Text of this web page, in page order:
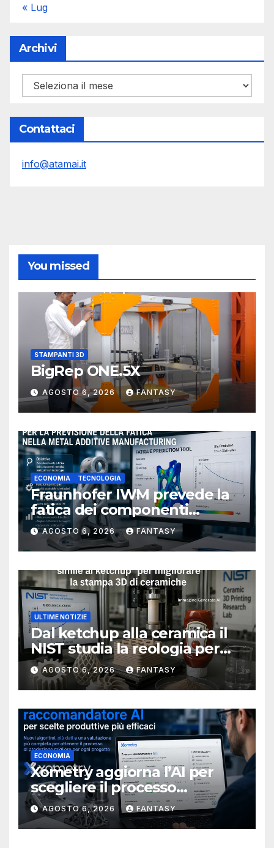
« Lug
Archivi
Archivi
Contattaci
info@atamai.it
You missed
STAMPANTI 3D
BigRep ONE.5X
AGOSTO 6, 2026 FANTASY
ECONOMIA TECNOLOGIA
Fraunhofer IWM prevede la
fatica dei componenti
metallici stampati in 3D
AGOSTO 6, 2026 FANTASY
ULTIME NOTIZIE
Dal ketchup alla ceramica il
NIST studia la reologia per
rendere più affidabile la
stampa 3D
AGOSTO 6, 2026 FANTASY
ECONOMIA
Xometry aggiorna l’AI per
scegliere il processo
produttivo più adatto
AGOSTO 6, 2026 FANTASY